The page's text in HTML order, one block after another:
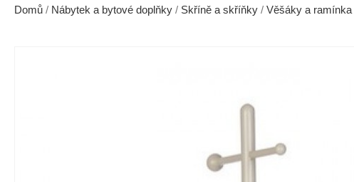
Domů / Nábytek a bytové doplňky / Skříně a skříňky / Věšáky a ramínka